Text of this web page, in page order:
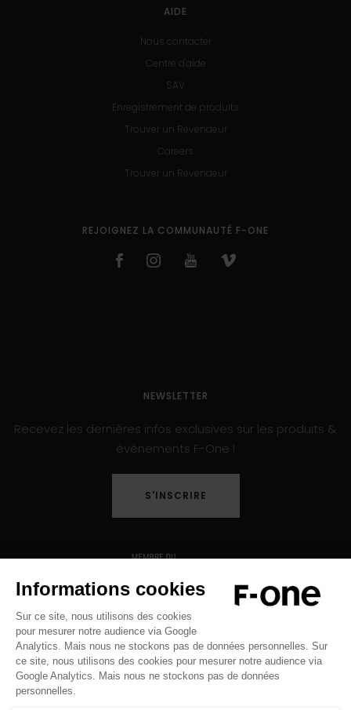
AIDE
Nous contacter
Centre d'aide
SAV
Enregistrement de produits
Trouver un Revendeur
Careers
Trouver un Revendeur
REJOIGNEZ LA COMMUNAUTÉ F-ONE
NEWSLETTER
Recevez les dernières infos exclusives sur les produits &
évènements F-One !
S'INSCRIRE